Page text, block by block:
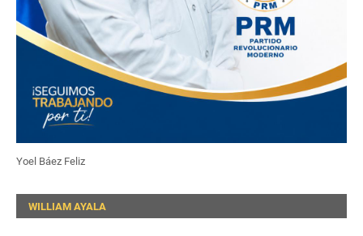
Yoel Báez Feliz
WILLIAM AYALA